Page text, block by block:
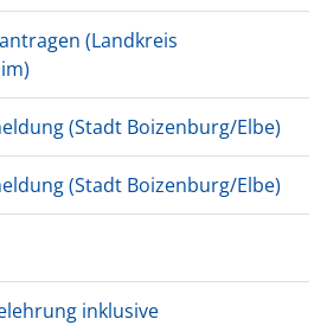
(Landkreis
(Stadt Boizenburg/Elbe)
(Stadt Boizenburg/Elbe)
inklusive